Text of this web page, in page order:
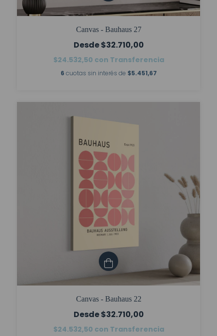
Canvas - Bauhaus 27
$32.710,00
$24.532,50 con Transferencia
6 cuotas sin interés de $5.451,67
Canvas - Bauhaus 22
$32.710,00
$24.532,50 con Transferencia